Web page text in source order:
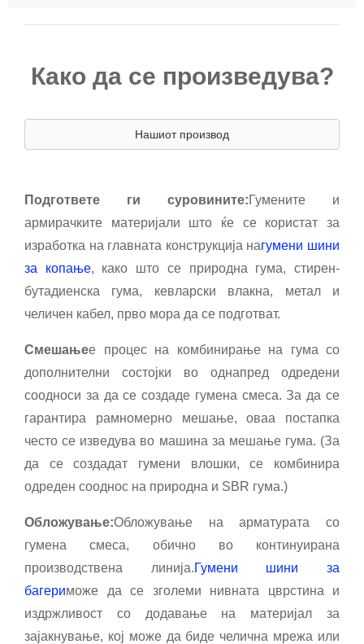
Како да се произведува?
Нашиот производ
Подгответе ги суровините:Гумените и
армирачките материјали што ќе се користат за
изработка на главната конструкција нагумени шини
за копање, како што се природна гума, стирен-
бутадиенска гума, кевларски влакна, метал и
челичен кабел, прво мора да се подготват.
Смешањее процес на комбинирање на гума со
дополнителни состојки во однапред одредени
соодноси за да се создаде гумена смеса. За да се
гарантира рамномерно мешање, оваа постапка
често се изведува во машина за мешање гума. (За
да се создадат гумени влошки, се комбинира
одреден сооднос на природна и SBR гума.)
Обложување:Обложување на арматурата со
гумена смеса, обично во континуирана
производствена линија.Гумени шини за
багериможе да се зголеми нивната цврстина и
издржливост со додавање на материјал за
зајакнување, кој може да биде челична мрежа или